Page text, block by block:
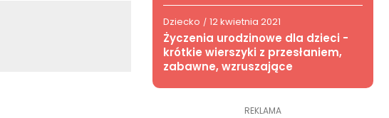
Dziecko / 12 kwietnia 2021
Życzenia urodzinowe dla dzieci -
krótkie wierszyki z przesłaniem,
zabawne, wzruszające
REKLAMA